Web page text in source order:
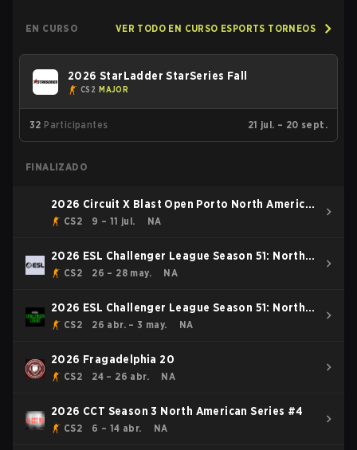
EN CURSO VER TODO EN CURSO ESPORTS TORNEOS
2026 StarLadder StarSeries Fall
CS2 MAJOR
32 Participantes 21 jul. – 20 sept.
FINALIZADO
2026 Circuit X Blast Open Porto North America
Rising Event
CS2 9 – 11 jul. NA
2026 ESL Challenger League Season 51: North
America
CS2 26 – 28 may. NA
2026 ESL Challenger League Season 51: North
America - Cup #4
CS2 26 abr. – 3 may. NA
2026 Fragadelphia 20
CS2 24 – 26 abr. NA
2026 CCT Season 3 North American Series #4
CS2 6 – 14 abr. NA